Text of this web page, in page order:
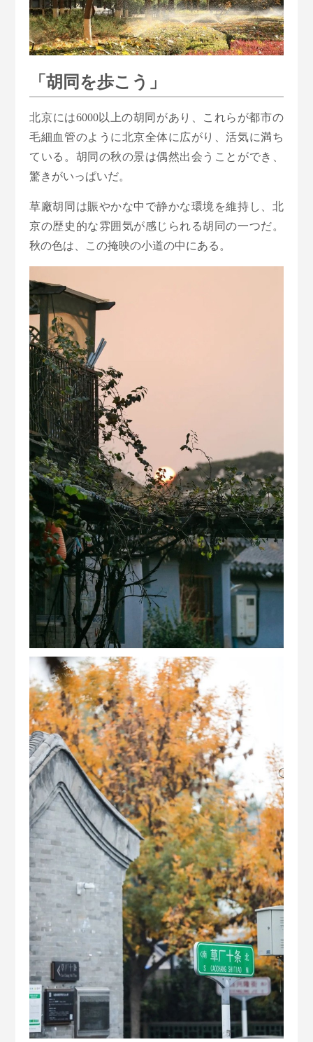
「胡同を歩こう」
北京には6000以上の胡同があり、これらが都市の
毛細血管のように北京全体に広がり、活気に満ち
ている。胡同の秋の景は偶然出会うことができ、
驚きがいっぱいだ。
草廠胡同は賑やかな中で静かな環境を維持し、北
京の歴史的な雰囲気が感じられる胡同の一つだ。
秋の色は、この掩映の小道の中にある。